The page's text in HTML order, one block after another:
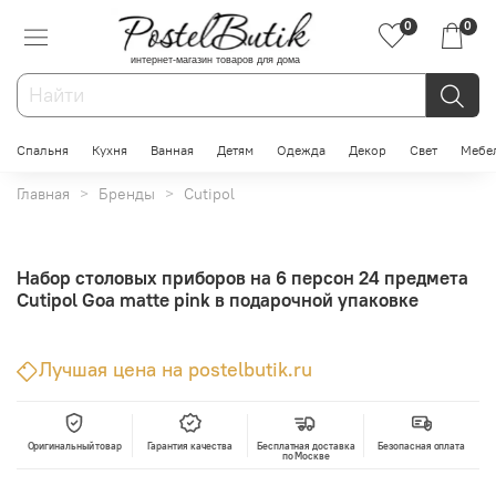
интернет-магазин товаров для дома
0 0
Спальня Кухня Ванная Детям Одежда Декор Свет
Главная Бренды Cutipol
Набор столовых приборов на 6 персон 24 предмета
Cutipol Goa matte pink в подарочной упаковке
Лучшая цена на postelbutik.ru
Оригинальный товар Гарантия качества
Бесплатная доставка
по Москве
Безопасная оплата